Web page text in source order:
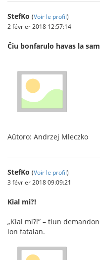
StefKo (Voir le profil)
2 février 2018 12:57:14
Ĉiu bonfarulo havas la
Aŭtoro: Andrzej Mleczko
StefKo (Voir le profil)
3 février 2018 09:09:21
Kial mi?!
„Kial mi?!” – tiun
ion fatalan.